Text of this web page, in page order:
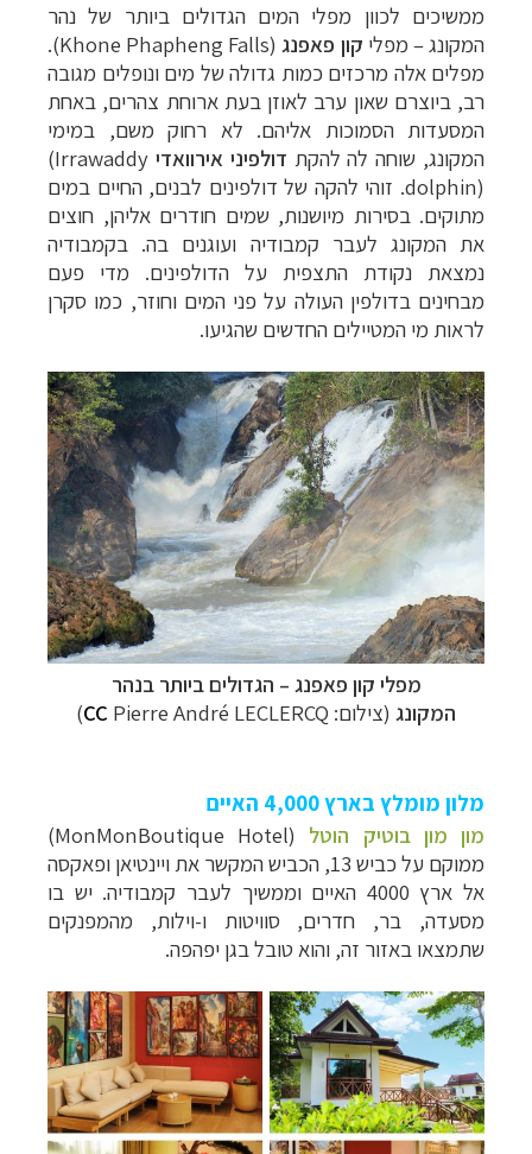
ממשיכים לכוון מפלי המים הגדולים ביותר של נהר
המקונג– מפלי קון פאפנג(
Khone Phapheng Falls
).
מפלים אלה מרכזים כמות גדולה של מים ונופלים מגובה
רב, ביוצרם שאון ערב לאוזן בעת ארוחת צהרים, באחת
המסעדות הסמוכות אליהם. לא רחוק משם, במימי
המקונג, שוחה לה להקת דולפיני אירוואדי (Irrawaddy
dolphin). זוהי להקה של דולפינים לבנים, החיים במים
מתוקים. בסירות מיושנות, שמים חודרים אליהן, חוצים
את המקונג לעבר קמבודיה ועוגנים בה. בקמבודיה
נמצאת נקודת התצפית על הדולפינים. מדי פעם
מבחינים בדולפין העולה על פני המים וחוזר, כמו סקרן
לראות מי המטיילים החדשים שהגיעו.
מפלי קון פאפנג – הגדולים ביותר בנהר
המקונג (צילום: CC Pierre André LECLERCQ)
מלון מומלץ בארץ 4,000 האיים
מון מון בוטיק הוטל
(MonMonBoutique Hotel)
ממוקם על כביש 13, הכביש המקשר את ויינטיאן ופאקסה
אל ארץ 4000 האיים וממשיך לעבר קמבודיה. יש בו
מסעדה, בר, חדרים, סוויטות ו-וילות, מהמפנקים
שתמצאו באזור זה, והוא טובל בגן יפהפה.